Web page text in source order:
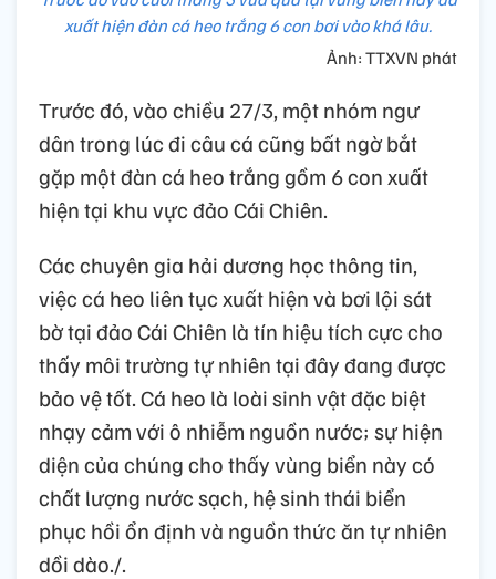
xuất hiện đàn cá heo trắng 6 con bơi vào khá lâu.
Ảnh: TTXVN phát
Trước đó, vào chiều 27/3, một nhóm ngư
dân trong lúc đi câu cá cũng bất ngờ bắt
gặp một đàn cá heo trắng gồm 6 con xuất
hiện tại khu vực đảo Cái Chiên.
Các chuyên gia hải dương học thông tin,
việc cá heo liên tục xuất hiện và bơi lội sát
bờ tại đảo Cái Chiên là tín hiệu tích cực cho
thấy môi trường tự nhiên tại đây đang được
bảo vệ tốt. Cá heo là loài sinh vật đặc biệt
nhạy cảm với ô nhiễm nguồn nước; sự hiện
diện của chúng cho thấy vùng biển này có
chất lượng nước sạch, hệ sinh thái biển
phục hồi ổn định và nguồn thức ăn tự nhiên
dồi dào./.